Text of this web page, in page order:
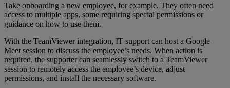
Take onboarding a new employee, for example. They often need
access to multiple apps, some requiring special permissions or
guidance on how to use them.
With the TeamViewer integration, IT support can host a Google
Meet session to discuss the employee’s needs. When action is
required, the supporter can seamlessly switch to a TeamViewer
session to remotely access the employee’s device, adjust
permissions, and install the necessary software.